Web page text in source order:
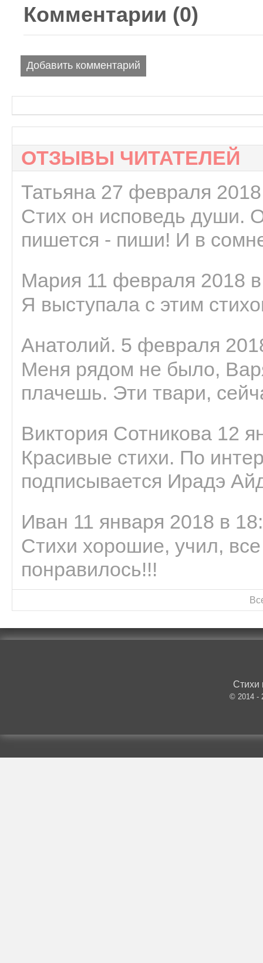
Комментарии (0)
Добавить комментарий
ОТЗЫВЫ ЧИТАТЕЛЕЙ
Татьяна 27 февраля
Стих он исповедь души.
пишется - пиши! И в
Мария 11 февраля 2018
Я выступала с этим
Анатолий. 5 февраля
Меня рядом не было,
плачешь. Эти твари,
Виктория Сотникова 12
Красивые стихи. По
подписывается Ирадэ
Иван 11 января 2018 в
Стихи хорошие, учил,
понравилось!!!
Стихи
© 2014 -